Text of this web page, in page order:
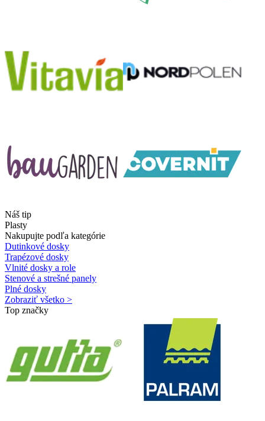
Náš tip
Plasty
Nakupujte podľa kategórie
Dutinkové dosky
Trapézové dosky
Vlnité dosky a role
Stenové a strešné panely
Plné dosky
Zobraziť všetko >
Top značky